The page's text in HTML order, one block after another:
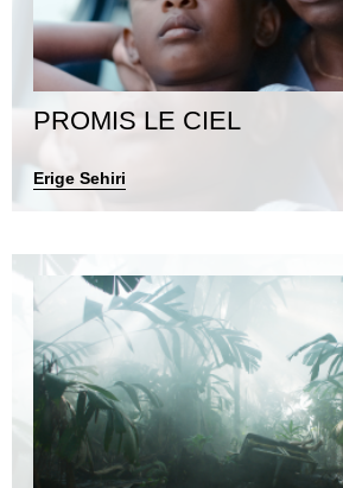
PROMIS LE CIEL
Erige Sehiri